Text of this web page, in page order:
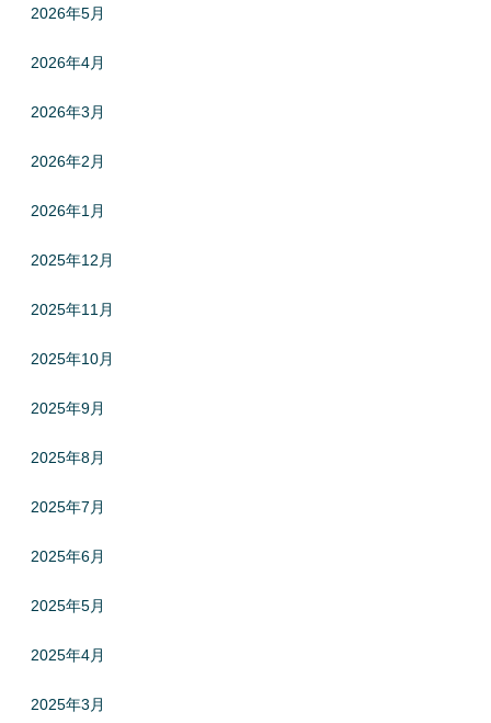
2026年5月
2026年4月
2026年3月
2026年2月
2026年1月
2025年12月
2025年11月
2025年10月
2025年9月
2025年8月
2025年7月
2025年6月
2025年5月
2025年4月
2025年3月